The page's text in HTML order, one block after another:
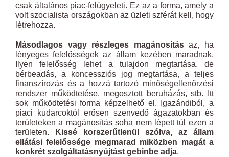
csak általános piac-felügyeleti. Ez az a forma, amely a
volt szocialista országokban az üzleti szférát kell, hogy
létrehozza.
Másodlagos vagy részleges magánosításaz, ha
lényeges felelősségek az állam kezében maradnak.
Ilyen felelősség lehet a tulajdon megtartása, de
bérbeadás, a koncessziós jog megtartása, a teljes
finanszírozás és a hozzá tartozó minőségellenőrzési
rendszer működtetése, megosztott beruházás, stb. Itt
sok működtetési forma képzelhető el. Igazándiból, a
piaci kudarcoktól erősen szenvedő ágazatokban és
területeken a magánosítás soha nem lépett túl ezen a
területen. Kissé korszerűtlenül szólva, az állam
ellátási felelőssége megmarad miközben magát a
konkrét szolgáltatásnyújtást gebinbe adja.